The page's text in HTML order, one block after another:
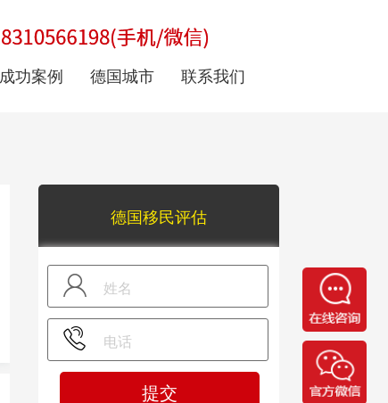
成功案例 德国城市 联系我们
德国移民评估
提交